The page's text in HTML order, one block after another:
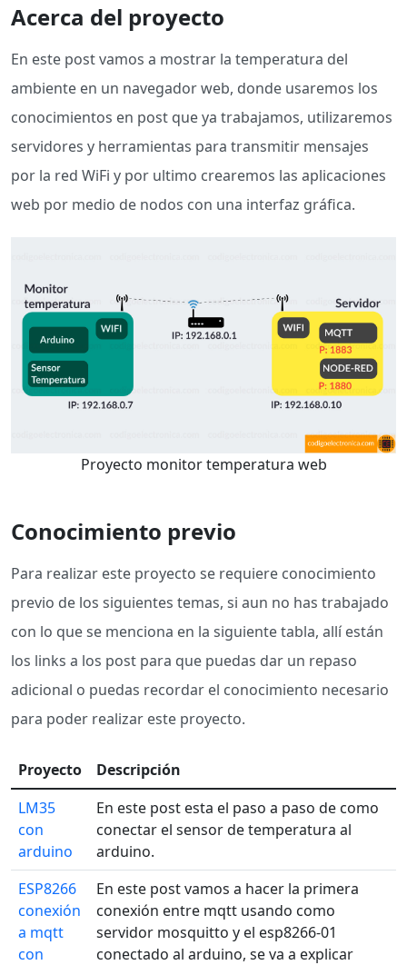
Acerca del proyecto
En este post vamos a mostrar la temperatura del
ambiente en un navegador web, donde usaremos los
conocimientos en post que ya trabajamos, utilizaremos
servidores y herramientas para transmitir mensajes
por la red WiFi y por ultimo crearemos las aplicaciones
web por medio de nodos con una interfaz gráfica.
Proyecto monitor temperatura web
Conocimiento previo
Para realizar este proyecto se requiere conocimiento
previo de los siguientes temas, si aun no has trabajado
con lo que se menciona en la siguiente tabla, allí están
los links a los post para que puedas dar un repaso
adicional o puedas recordar el conocimiento necesario
para poder realizar este proyecto.
Proyecto
Descripción
LM35
con
arduino
En este post esta el paso a paso de como
conectar el sensor de temperatura al
arduino.
ESP8266
conexión
a mqtt
con
En este post vamos a hacer la primera
conexión entre mqtt usando como
servidor mosquitto y el esp8266-01
conectado al arduino, se va a explicar